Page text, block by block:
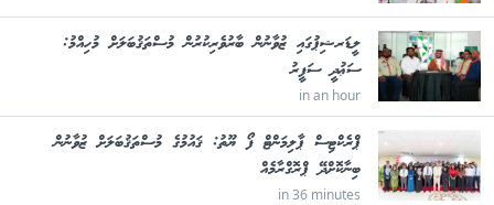
ލީޑަރޝިޕުގައި ޒުވާނުން ބާރުވެރިކުރުން މުސްތަޤުބަލަށް މުހިއްމު:
ސަޢުދީ ސަފީރު
in an hour
ޕްރެކްޓިސް ޕާލިމަންޓް ފޯ ޔޫތު: ޤައުމުގެ މުސްތަޤުބަލަށް ޒުވާނުން
ބިނާކޮށްދޭ ޕްރޮގްރާމެއް
in 36 minutes